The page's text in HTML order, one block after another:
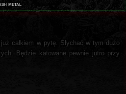
metal
całkiem w pytę. Słychać w tym dużo
Będzie katowane pewnie jutro przy